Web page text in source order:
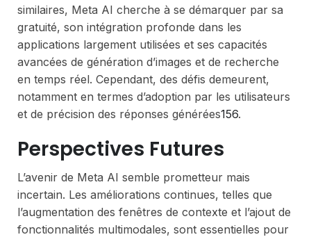
similaires, Meta AI cherche à se démarquer par sa
gratuité, son intégration profonde dans les
applications largement utilisées et ses capacités
avancées de génération d’images et de recherche
en temps réel. Cependant, des défis demeurent,
notamment en termes d’adoption par les utilisateurs
et de précision des réponses générées156.
Perspectives Futures
L’avenir de Meta AI semble prometteur mais
incertain. Les améliorations continues, telles que
l’augmentation des fenêtres de contexte et l’ajout de
fonctionnalités multimodales, sont essentielles pour